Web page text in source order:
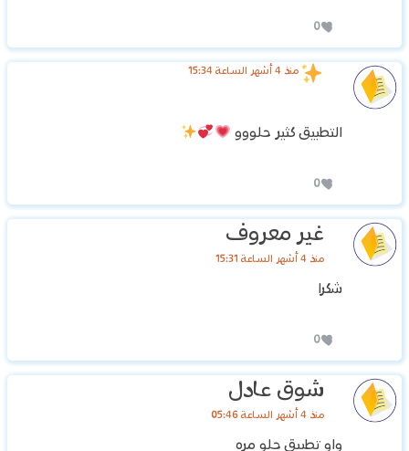
0
منذ 4 أشهر الساعة 15:34
التطبيق كثير حلووو
0
غير معروف
منذ 4 أشهر الساعة 15:31
شكرا
0
شوق عادل
منذ 4 أشهر الساعة 05:46
واو تطبيق حلو مره